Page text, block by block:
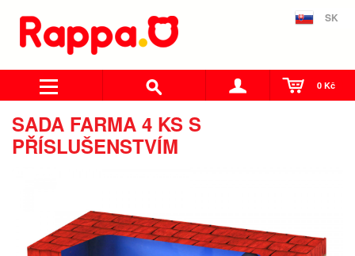
SK
0 Kč
SADA FARMA 4 KS S
PŘÍSLUŠENSTVÍM